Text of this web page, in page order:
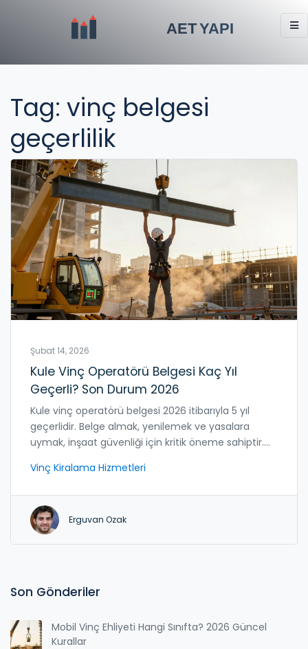
Tag: vinç belgesi
geçerlilik
Şubat 14, 2026
Kule Vinç Operatörü Belgesi Kaç Yıl
Geçerli? Son Durum 2026
Kule vinç operatörü belgesi 2026 itibarıyla 5 yıl
geçerlidir. Belge almak, yenilemek ve yasalara
uymak, inşaat güvenliği için kritik öneme sahiptir.
anlatıyoruz.
Vinç Kiralama Hizmetleri
Erguvan Ozak
Son Gönderiler
Mobil Vinç Ehliyeti Hangi Sınıfta? 2026 Güncel
Kurallar